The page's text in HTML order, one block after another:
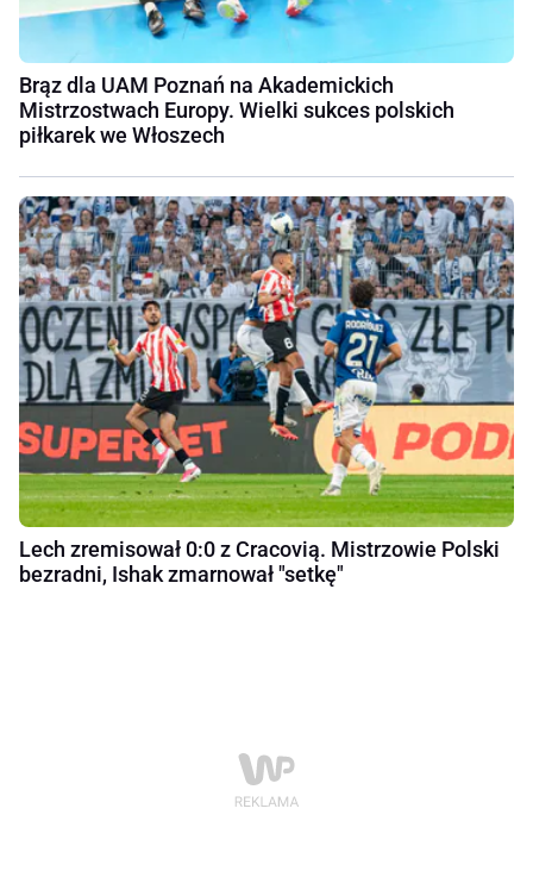
Brąz dla UAM Poznań na Akademickich
Mistrzostwach Europy. Wielki sukces polskich
piłkarek we Włoszech
Lech zremisował 0:0 z Cracovią. Mistrzowie Polski
bezradni, Ishak zmarnował "setkę"